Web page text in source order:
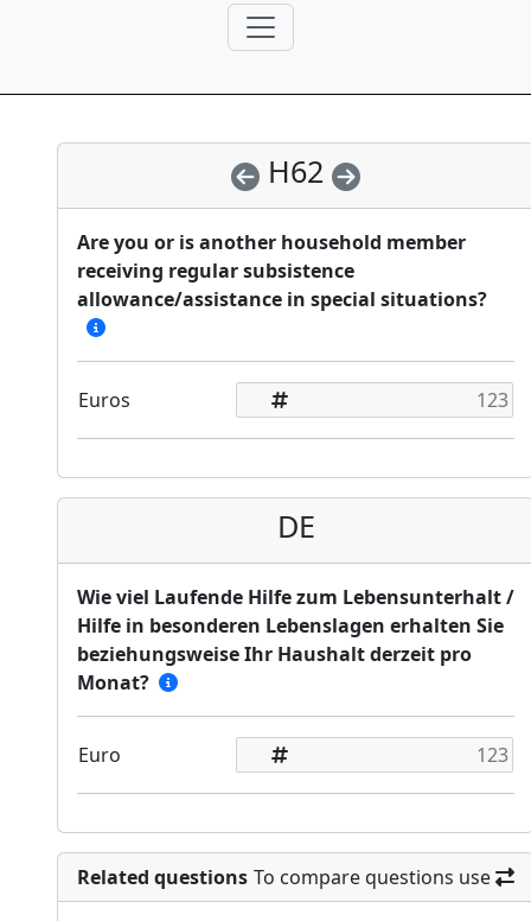
H62
Are you or is another household member
receiving regular subsistence
allowance/assistance in special situations?
Euros
DE
Wie viel Laufende Hilfe zum Lebensunterhalt /
Hilfe in besonderen Lebenslagen erhalten Sie
beziehungsweise Ihr Haushalt derzeit pro
Monat?
Euro
Related questions To compare questions use